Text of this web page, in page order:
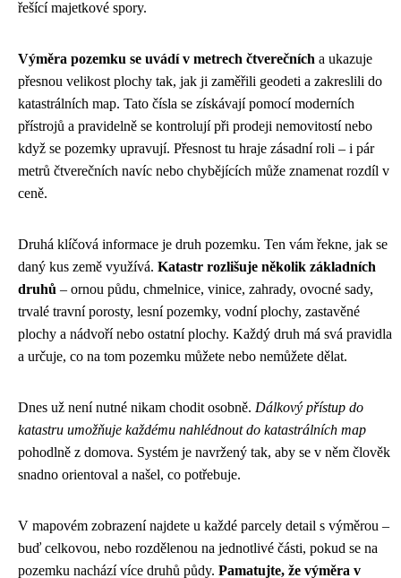
řešící majetkové spory.
Výměra pozemku se uvádí v metrech čtverečních a ukazuje
přesnou velikost plochy tak, jak ji zaměřili geodeti a zakreslili do
katastrálních map. Tato čísla se získávají pomocí moderních
přístrojů a pravidelně se kontrolují při prodeji nemovitostí nebo
když se pozemky upravují. Přesnost tu hraje zásadní roli – i pár
metrů čtverečních navíc nebo chybějících může znamenat rozdíl v
ceně.
Druhá klíčová informace je druh pozemku. Ten vám řekne, jak se
daný kus země využívá. Katastr rozlišuje několik základních
druhů – ornou půdu, chmelnice, vinice, zahrady, ovocné sady,
trvalé travní porosty, lesní pozemky, vodní plochy, zastavěné
plochy a nádvoří nebo ostatní plochy. Každý druh má svá pravidla
a určuje, co na tom pozemku můžete nebo nemůžete dělat.
Dnes už není nutné nikam chodit osobně. Dálkový přístup do
katastru umožňuje každému nahlédnout do katastrálních map
pohodlně z domova. Systém je navržený tak, aby se v něm člověk
snadno orientoval a našel, co potřebuje.
V mapovém zobrazení najdete u každé parcely detail s výměrou –
buď celkovou, nebo rozdělenou na jednotlivé části, pokud se na
pozemku nachází více druhů půdy. Pamatujte, že výměra v